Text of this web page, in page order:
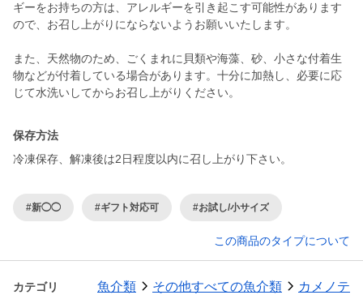
ギーをお持ちの方は、アレルギーを引き起こす可能性があります
ので、お召し上がりにならないようお願いいたします。
また、天然物のため、ごくまれに貝類や海藻、砂、小さな付着生
物などが付着している場合があります。十分に加熱し、必要に応
じて水洗いしてからお召し上がりください。
保存方法
冷凍保存、解凍後は2日程度以内に召し上がり下さい。
#新◯◯ #ギフト対応可 #お試し/小サイズ
この商品のタイプについて
カテゴリ 魚介類 その他すべての魚介類 カメノテ